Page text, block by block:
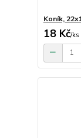
Koník,
18 Kč/ks